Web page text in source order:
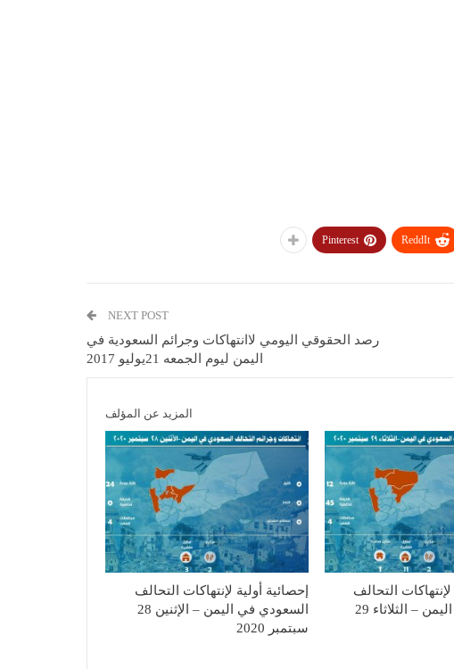
ReddIt
Pinterest
NEXT POST
رصد الحقوقي اليومي لاانتهاكات وجرائم السعودية في
اليمن ليوم الجمعه 21يوليو 2017
المزيد عن المؤلف
لإنتهاكات التحالف
السعودي في اليمن – الثلاثاء 29
إحصائية أولية لإنتهاكات التحالف
السعودي في اليمن – الإثنين 28
سبتمبر 2020